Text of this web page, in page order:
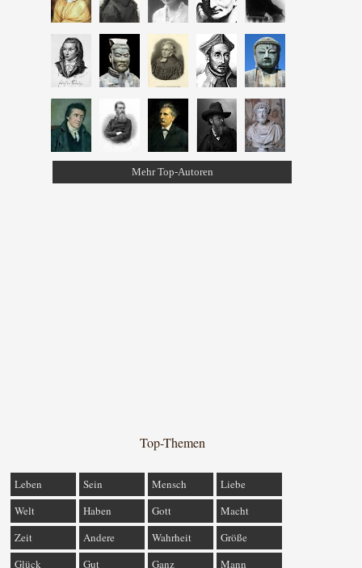
Mehr Top-Autoren
Top-Themen
Leben Sein Mensch
Liebe
Welt
Haben Gott
Macht
Zeit
Andere Wahrheit
Größe
Glück
Gut Ganz Mann